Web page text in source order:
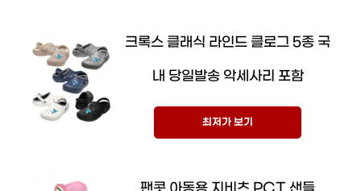
크록스 클래식 라인드 클로그 5종 국
내 당일발송 악세사리 포함
최저가 보기